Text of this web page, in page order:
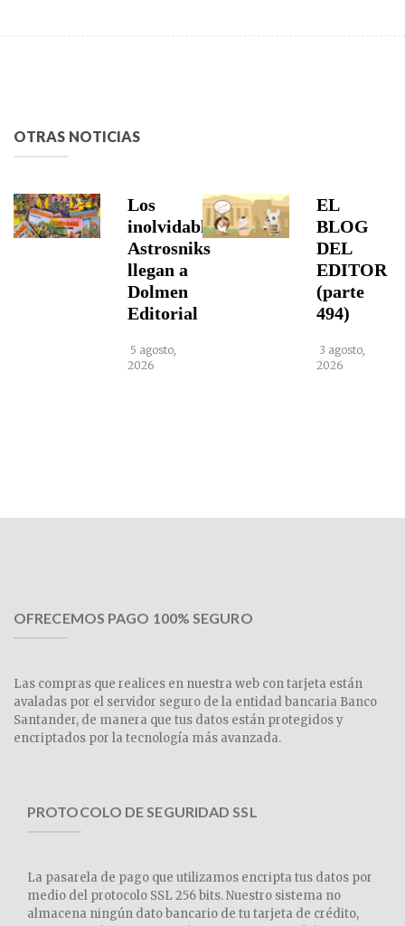
OTRAS NOTICIAS
Los
inolvidables
Astrosniks
llegan a
Dolmen
Editorial
5 agosto,
2026
EL
BLOG
DEL
EDITOR
(parte
494)
3 agosto,
2026
OFRECEMOS PAGO 100% SEGURO
Las compras que realices en nuestra web con tarjeta están
avaladas por el servidor seguro de la entidad bancaria Banco
Santander, de manera que tus datos están protegidos y
encriptados por la tecnología más avanzada.
PROTOCOLO DE SEGURIDAD SSL
La pasarela de pago que utilizamos encripta tus datos por
medio del protocolo SSL 256 bits. Nuestro sistema no
almacena ningún dato bancario de tu tarjeta de crédito,